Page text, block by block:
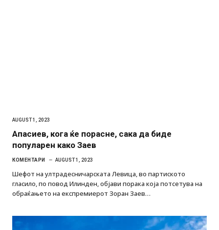
AUGUST 1, 2023
Апасиев, кога ќе порасне, сака да биде
популарен како Заев
КОМЕНТАРИ AUGUST 1, 2023
Шефот на ултрадесничарската Левица, во партиското
гласило, по повод Илинден, објави порака која потсетува на
обраќањето на експремиерот Зоран Заев…